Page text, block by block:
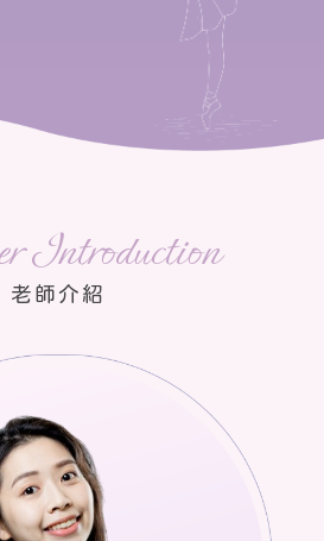
Introduction
老師介紹